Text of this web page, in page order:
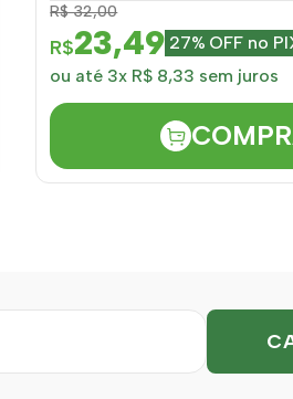
R$ 32,00
R$23,49 27% OFF no
ou até 3x R$ 8,33 sem juros